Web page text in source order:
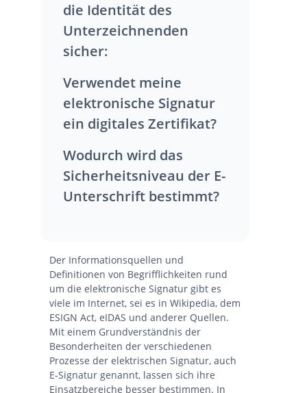
die Identität des
Unterzeichnenden
sicher:
Verwendet meine
elektronische Signatur
ein digitales Zertifikat?
Wodurch wird das
Sicherheitsniveau der E-
Unterschrift bestimmt?
Der Informationsquellen und
Definitionen von Begrifflichkeiten rund
um die elektronische Signatur gibt es
viele im Internet, sei es in Wikipedia, dem
ESIGN Act, eIDAS und anderer Quellen.
Mit einem Grundverständnis der
Besonderheiten der verschiedenen
Prozesse der elektrischen Signatur, auch
E-Signatur genannt, lassen sich ihre
Einsatzbereiche besser bestimmen. In